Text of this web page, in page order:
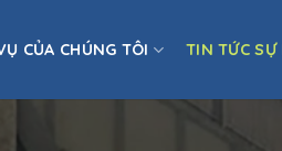
CỦA CHÚNG TÔI TIN TỨC SỰ